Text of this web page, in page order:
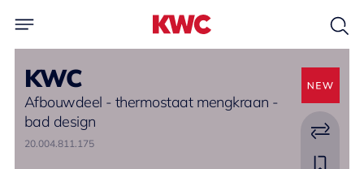
KWC
Afbouwdeel - thermostaat mengkraan -
bad design
20.004.811.175